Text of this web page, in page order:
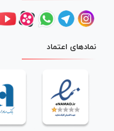
نمادهای اعتماد